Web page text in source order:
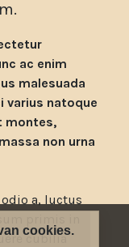
ac enim
malesuada
varius natoque
montes,
non urna
a, luctus
primis in
cubilia
cookies.